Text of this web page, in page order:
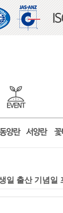
일 출산 기념일